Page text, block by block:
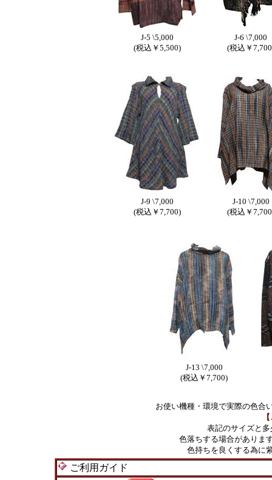
J-5 \5,000
(税込￥5,500)
J-6 \7,000
(税込￥
J-9 \7,000
(税込￥7,700)
J-10 \7,000
(税込￥
J-13 \7,000
(税込￥7,700)
お使い機種・環境で実際の色合
表記のサイズと
色落ちする場合がありま
色持ちを良くする為に
ご利用ガイド